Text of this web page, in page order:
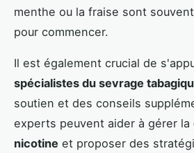
menthe ou la fraise sont
pour commencer.
Il est également crucial de
spécialistes du sevrage
soutien et des conseils
experts peuvent aider à gérer la
nicotine et proposer des